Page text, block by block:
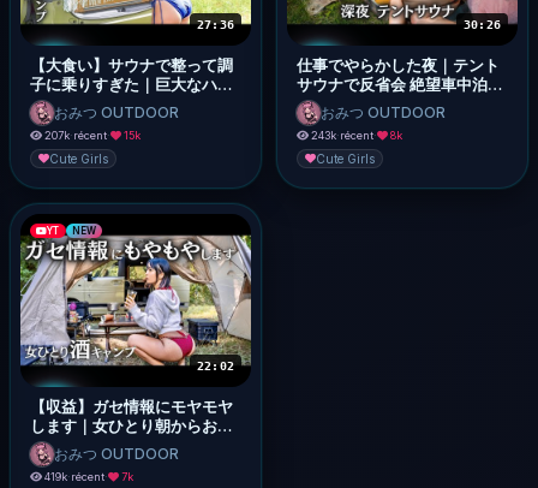
27:36
【大食い】サウナで整って調
子に乗りすぎた｜巨大なハン
バーガーを作る自由すぎるキ
ャンプ【夜勤明け女ひとり】
おみつ OUTDOOR
207k·récent· 15k
Cute Girls
30:26
仕事でやらかした夜｜テント
サウナで反省会 絶望車中泊
【夜勤明け女ひとり】
おみつ OUTDOOR
243k·récent· 8k
Cute Girls
YT NEW
22:02
【収益】ガセ情報にモヤモヤ
します｜女ひとり朝からお酒
キャンプ【儲かってるってど
こ情報？？？】
おみつ OUTDOOR
419k·récent· 7k